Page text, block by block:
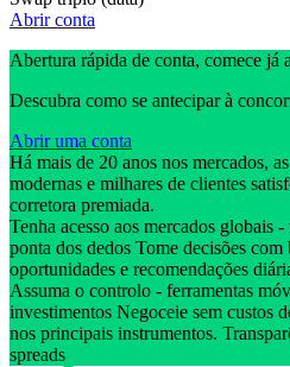
Abrir conta
Abertura rápida de conta, comece já
Descubra como se antecipar à
Abrir uma conta
Há mais de 20 anos nos mercados,
modernas e milhares de clientes
corretora premiada.
Tenha acesso aos mercados globais
ponta dos dedos Tome decisões com
oportunidades e recomendações
Assuma o controlo - ferramentas
investimentos Negoceie sem custos
nos principais instrumentos.
spreads